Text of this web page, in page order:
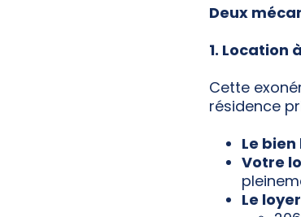
Deux
1. Location
Cette
résidence
Le
Votre
Le